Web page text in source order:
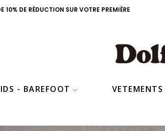
DE RÉDUCTION SUR VOTRE PREMIÈRE
- BAREFOOT VETEMENTS